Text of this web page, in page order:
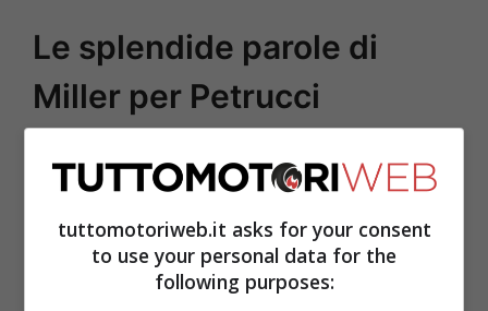
Le splendide parole di
Miller per Petrucci
Miller però nel giorno dell’addio di
Valentino Rossisi è concentrato nel
parlare del Dottore: “Ho una foto di quando
avevo 14 anni con la moto di Valentino.
tuttomotoriweb.it asks for your consent
to use your personal data for the
following purposes: